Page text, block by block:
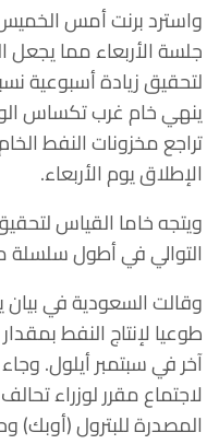
جلسة الأربعاء مما يجعل
تراجع مخزونات النفط
الإطلاق يوم الأربعاء.
ويتجه خاما القياس
التوالي في أطول
وقالت السعودية في
طوعيا لإنتاج النفط
آخر في سبتمبر أيلول.
لاجتماع مقرر لوزراء
المصدرة للبترول (أوبك)